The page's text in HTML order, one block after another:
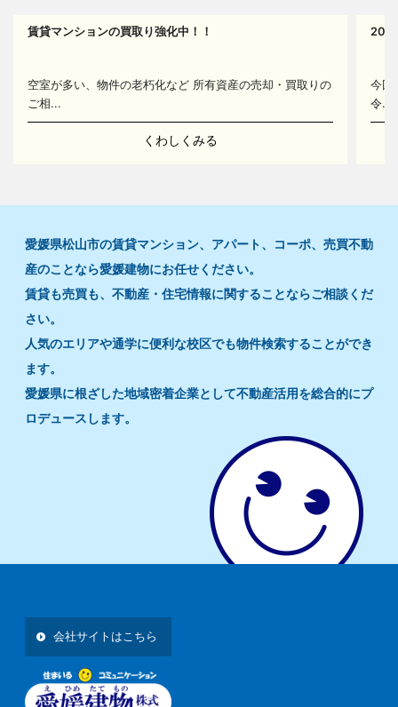
賃貸マンションの買取り強化中！！
空室が多い、物件の老朽化など 所有資産の売却・買取りの
ご相...
くわしくみる
今回
令...
愛媛県松山市の賃貸マンション、アパート、コーポ、売買不動
産のことなら愛媛建物にお任せください。
賃貸も売買も、不動産・住宅情報に関することならご相談くだ
さい。
人気のエリアや通学に便利な校区でも物件検索することができ
ます。
愛媛県に根ざした地域密着企業として不動産活用を総合的にプ
ロデュースします。
会社サイトはこちら